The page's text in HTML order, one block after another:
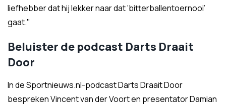
liefhebber dat hij lekker naar dat ‘bitterballentoernooi’
gaat."
Beluister de podcast Darts Draait
Door
In de Sportnieuws.nl-podcast Darts Draait Door
bespreken Vincent van der Voort en presentator Damian